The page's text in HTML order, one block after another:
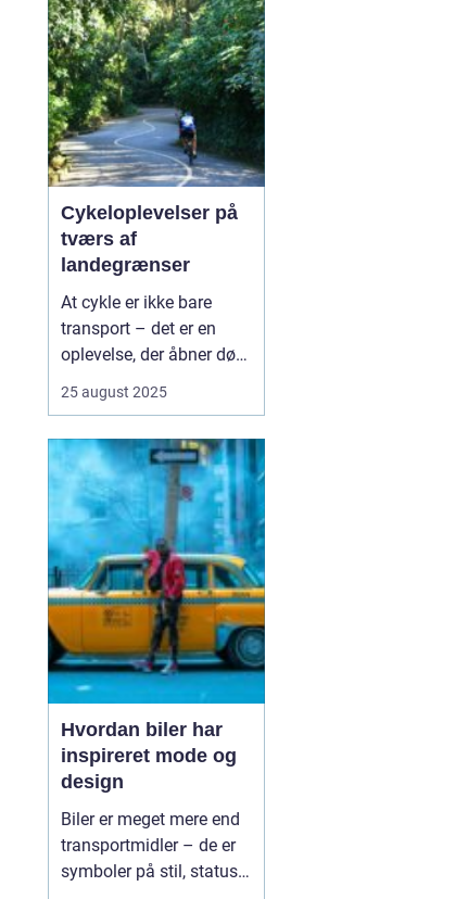
Cykeloplevelser på
tværs af
landegrænser
At cykle er ikke bare
transport – det er en
oplevelse, der åbner døre
landskaber og møder
flere vælger at tage
cyklen med på ferien, og
det giver en helt særlig
fri...
25 august 2025
Hvordan biler har
inspireret mode og
design
Biler er meget mere end
transportmidler – de er
symboler på stil, status